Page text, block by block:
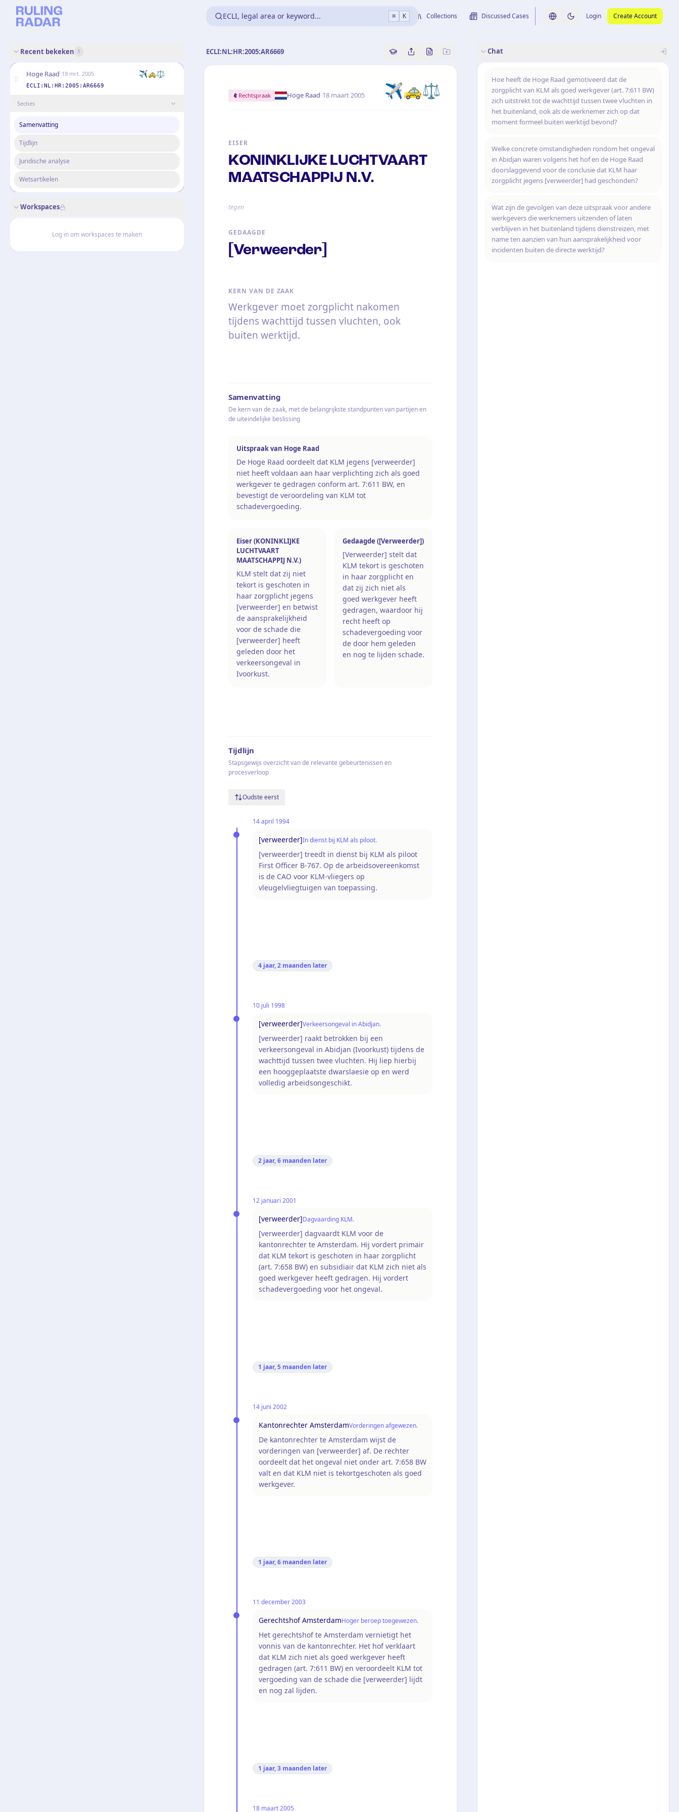
ECLI, legal area or keyword... ⌘ K Collections Discussed Cases Switch language
Switch to dark theme
Login Create Account
Recent bekeken 1
Hoge Raad·18 mrt. 2005 ✈️🚕⚖️
ECLI:NL:HR:2005:AR6669
Secties
Samenvatting
Tijdlijn
Juridische analyse
Wetsartikelen
Workspaces
Log in om workspaces te maken
ECLI:NL:HR:2005:AR6669 Copy source reference
Share this analysis
Bekijk originele uitspraak
✈️🚕⚖️
Rechtspraak Hoge Raad·18 maart 2005
EISER
KONINKLIJKE LUCHTVAART
MAATSCHAPPIJ N.V.
tegen
GEDAAGDE
[Verweerder]
KERN VAN DE ZAAK
Werkgever moet zorgplicht nakomen
tijdens wachttijd tussen vluchten, ook
buiten werktijd.
Samenvatting
De kern van de zaak, met de belangrijkste standpunten van partijen en
de uiteindelijke beslissing
Uitspraak van Hoge Raad
De Hoge Raad oordeelt dat KLM jegens [verweerder]
niet heeft voldaan aan haar verplichting zich als goed
werkgever te gedragen conform art. 7:611 BW, en
bevestigt de veroordeling van KLM tot
schadevergoeding.
Eiser (KONINKLIJKE
LUCHTVAART
MAATSCHAPPIJ N.V.)
KLM stelt dat zij niet
tekort is geschoten in
haar zorgplicht jegens
[verweerder] en betwist
de aansprakelijkheid
voor de schade die
[verweerder] heeft
geleden door het
verkeersongeval in
Ivoorkust.
Gedaagde ([Verweerder])
[Verweerder] stelt dat
KLM tekort is geschoten
in haar zorgplicht en
dat zij zich niet als
goed werkgever heeft
gedragen, waardoor hij
recht heeft op
schadevergoeding voor
de door hem geleden
en nog te lijden schade.
Tijdlijn
Stapsgewijs overzicht van de relevante gebeurtenissen en
procesverloop
Oudste eerst
14 april 1994
[verweerder]In dienst bij KLM als piloot.
[verweerder] treedt in dienst bij KLM als piloot
First Officer B-767. Op de arbeidsovereenkomst
is de CAO voor KLM-vliegers op
vleugelvliegtuigen van toepassing.
4 jaar, 2 maanden later
10 juli 1998
[verweerder]Verkeersongeval in Abidjan.
[verweerder] raakt betrokken bij een
verkeersongeval in Abidjan (Ivoorkust) tijdens de
wachttijd tussen twee vluchten. Hij liep hierbij
een hooggeplaatste dwarslaesie op en werd
volledig arbeidsongeschikt.
2 jaar, 6 maanden later
12 januari 2001
[verweerder]Dagvaarding KLM.
[verweerder] dagvaardt KLM voor de
kantonrechter te Amsterdam. Hij vordert primair
dat KLM tekort is geschoten in haar zorgplicht
(art. 7:658 BW) en subsidiair dat KLM zich niet als
goed werkgever heeft gedragen. Hij vordert
schadevergoeding voor het ongeval.
1 jaar, 5 maanden later
14 juni 2002
Kantonrechter AmsterdamVorderingen afgewezen.
De kantonrechter te Amsterdam wijst de
vorderingen van [verweerder] af. De rechter
oordeelt dat het ongeval niet onder art. 7:658 BW
valt en dat KLM niet is tekortgeschoten als goed
werkgever.
1 jaar, 6 maanden later
11 december 2003
Gerechtshof AmsterdamHoger beroep toegewezen.
Het gerechtshof te Amsterdam vernietigt het
vonnis van de kantonrechter. Het hof verklaart
dat KLM zich niet als goed werkgever heeft
gedragen (art. 7:611 BW) en veroordeelt KLM tot
vergoeding van de schade die [verweerder] lijdt
en nog zal lijden.
1 jaar, 3 maanden later
18 maart 2005
Chat
Hoe heeft de Hoge Raad gemotiveerd dat de
zorgplicht van KLM als goed werkgever (art. 7:611 BW)
zich uitstrekt tot de wachttijd tussen twee vluchten in
het buitenland, ook als de werknemer zich op dat
moment formeel buiten werktijd bevond?
Welke concrete omstandigheden rondom het ongeval
in Abidjan waren volgens het hof en de Hoge Raad
doorslaggevend voor de conclusie dat KLM haar
zorgplicht jegens [verweerder] had geschonden?
Wat zijn de gevolgen van deze uitspraak voor andere
werkgevers die werknemers uitzenden of laten
verblijven in het buitenland tijdens dienstreizen, met
name ten aanzien van hun aansprakelijkheid voor
incidenten buiten de directe werktijd?